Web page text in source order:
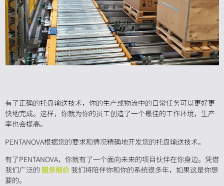
有了正确的托盘输送技术，你的生产或物流中的日常任务可以更好更
快地完成。这样，你就为你的员工创造了一个最佳的工作环境，生产
率也会提高。
PENTANOVA根据您的要求和情况精确地开发您的托盘输送技术。
有了PENTANOVA，你就有了一个面向未来的项目伙伴在你身边。凭借
我们广泛的 服务报价 我们将陪伴你和你的系统很多年，如果这是你想
要的。